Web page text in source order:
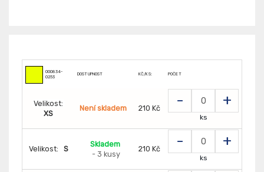
000834-
0253
DOSTUPNOST KČ/KS: POČET
Velikost:
XS
Není skladem 210 Kč - +
ks
Velikost: S
Skladem
- 3 kusy
210 Kč - +
ks